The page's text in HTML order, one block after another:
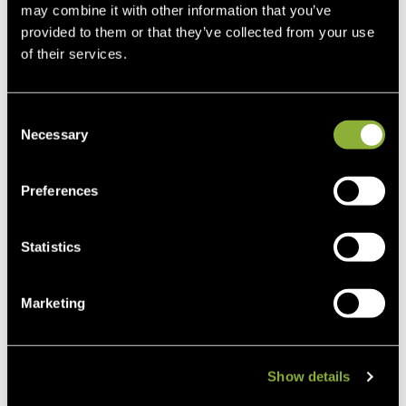
may combine it with other information that you’ve
provided to them or that they’ve collected from your use
of their services.
Selection
Necessary
Preferences
Statistics
Marketing
Show details
Nutrequin Elite
Prix
244,95 $